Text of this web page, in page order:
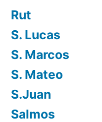
Rut
S. Lucas
S. Marcos
S. Mateo
S.Juan
Salmos